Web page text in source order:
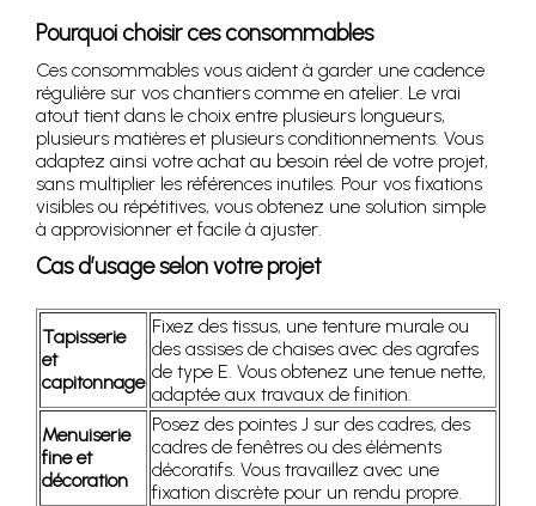
Pourquoi choisir ces consommables
Ces consommables vous aident à garder une cadence
régulière sur vos chantiers comme en atelier. Le vrai
atout tient dans le choix entre plusieurs longueurs,
plusieurs matières et plusieurs conditionnements. Vous
adaptez ainsi votre achat au besoin réel de votre projet,
sans multiplier les références inutiles. Pour vos fixations
visibles ou répétitives, vous obtenez une solution simple
à approvisionner et facile à ajuster.
Cas d’usage selon votre projet
Tapisserie
et
capitonnage
Fixez des tissus, une tenture murale ou
des assises de chaises avec des agrafes
de type E. Vous obtenez une tenue nette,
adaptée aux travaux de finition.
Menuiserie
fine et
décoration
Posez des pointes J sur des cadres, des
cadres de fenêtres ou des éléments
décoratifs. Vous travaillez avec une
fixation discrète pour un rendu propre.